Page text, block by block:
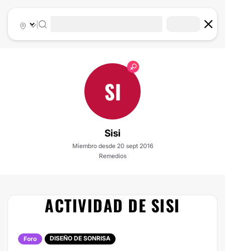
|
SI
Sisi
Miembro desde 20 sept 2016
Remedios
ACTIVIDAD DE SISI
Foro DISEÑO DE SONRISA